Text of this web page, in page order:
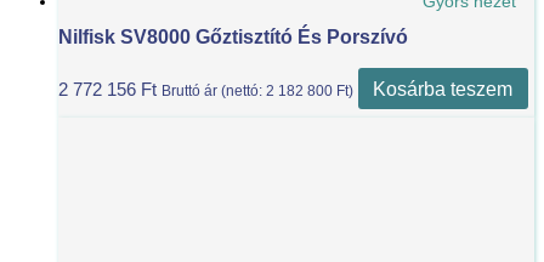
Nilfisk SV8000 Gőztisztító És Porszívó
2 772 156 Ft Bruttó ár (nettó: 2 182 800 Ft) Kosárba teszem